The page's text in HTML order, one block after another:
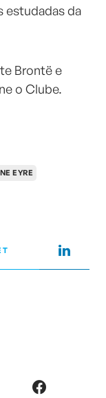
estudadas da
Brontë e
o Clube.
EYRE